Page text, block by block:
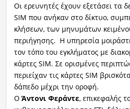
Οι ερευνητές έχουν εξετάσει τα
SIM που ανήκαν στο δίκτυο,
κλήσεων, των μηνυμάτων
περιήγησης. Η υπηρεσία
τον τόπο του εγκλήματος με
κάρτες SIM. Σε ορισμένες
περιείχαν τις κάρτες SIM
δάπεδο μέχρι την οροφή.
ΟΆντονι Φεράντε, επικεφαλής